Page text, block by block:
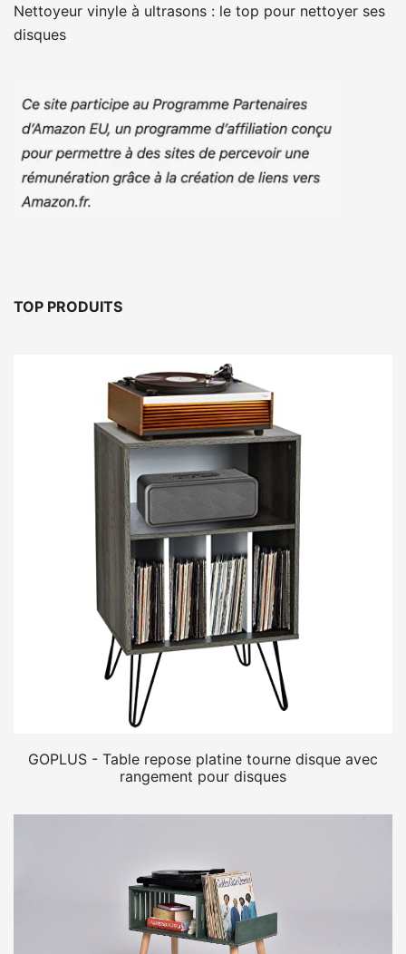
Nettoyeur vinyle à ultrasons : le top pour nettoyer ses
disques
TOP PRODUITS
GOPLUS - Table repose platine tourne disque avec
rangement pour disques